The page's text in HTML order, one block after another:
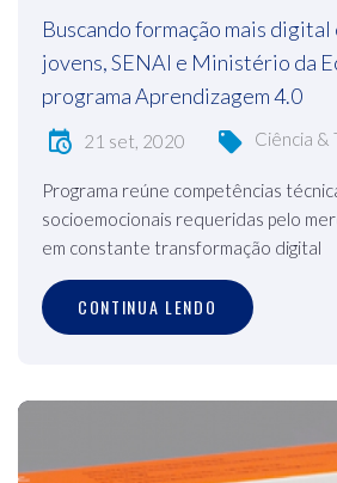
Buscando formação mais
jovens, SENAI e Ministério da
programa Aprendizagem 4.0
21 set, 2020 Ciência &
Programa reúne competências
socioemocionais requeridas pelo
em constante transformação digital
CONTINUA LENDO